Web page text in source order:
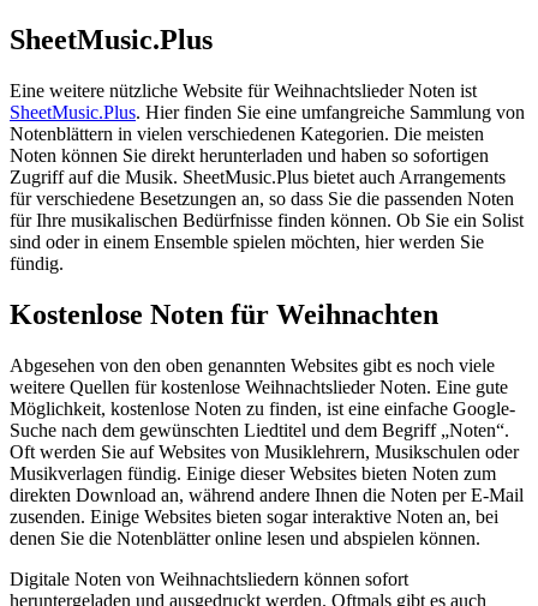
SheetMusic.Plus
Eine weitere nützliche Website für Weihnachtslieder Noten ist
SheetMusic.Plus. Hier finden Sie eine umfangreiche Sammlung von
Notenblättern in vielen verschiedenen Kategorien. Die meisten
Noten können Sie direkt herunterladen und haben so sofortigen
Zugriff auf die Musik. SheetMusic.Plus bietet auch Arrangements
für verschiedene Besetzungen an, so dass Sie die passenden Noten
für Ihre musikalischen Bedürfnisse finden können. Ob Sie ein Solist
sind oder in einem Ensemble spielen möchten, hier werden Sie
fündig.
Kostenlose Noten für Weihnachten
Abgesehen von den oben genannten Websites gibt es noch viele
weitere Quellen für kostenlose Weihnachtslieder Noten. Eine gute
Möglichkeit, kostenlose Noten zu finden, ist eine einfache Google-
Suche nach dem gewünschten Liedtitel und dem Begriff „Noten“.
Oft werden Sie auf Websites von Musiklehrern, Musikschulen oder
Musikverlagen fündig. Einige dieser Websites bieten Noten zum
direkten Download an, während andere Ihnen die Noten per E-Mail
zusenden. Einige Websites bieten sogar interaktive Noten an, bei
denen Sie die Notenblätter online lesen und abspielen können.
Digitale Noten von Weihnachtsliedern können sofort
heruntergeladen und ausgedruckt werden. Oftmals gibt es auch